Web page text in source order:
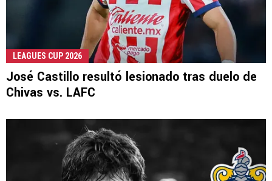
LEAGUES CUP 2026
José Castillo resultó lesionado tras duelo de
Chivas vs. LAFC